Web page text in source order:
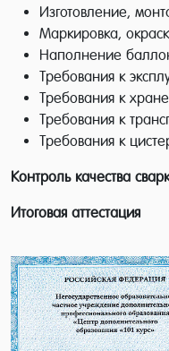
Изготовление,
Маркировка,
Наполнение
Требования к
Требования к
Требования к
Требования к
Контроль качества
Итоговая аттестация